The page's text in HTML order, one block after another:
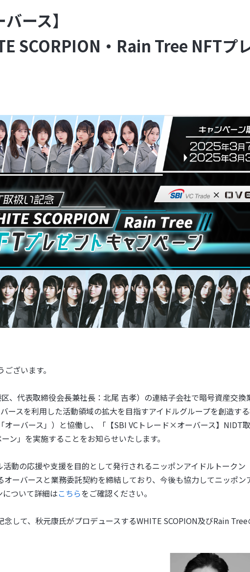
ース】
SCORPION・Rain Tree NFTプ
ざいます。
、代表取締役会長兼社長：北尾 吉孝）の連結子会社で暗号資産交
ースを利用した活動領域の拡大を目指すアイドルグループを創造す
ーバース」）と協働し、「【SBI VCトレード×オーバース】NIDT
ン」を実施することをお知らせいたします。
動の応援や支援を目的として発行されるニッポンアイドルトーク
ーバースと業務委託契約を締結しており、今後も協力してニッポ
ついて詳細はこちらをご確認ください。
して、秋元康氏がプロデュースするWHITE SCOPION及びRain